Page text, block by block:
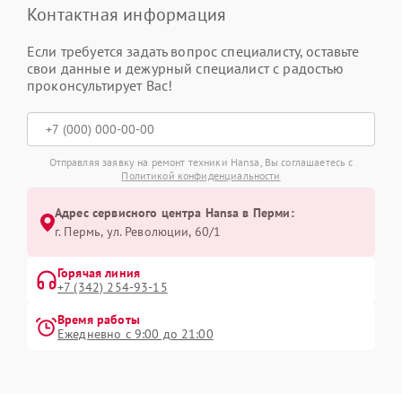
Контактная информация
Если требуется задать вопрос специалисту, оставьте
свои данные и дежурный специалист с радостью
проконсультирует Вас!
Отправляя заявку на ремонт техники Hansa, Вы соглашаетесь с
Политикой конфиденциальности
Адрес сервисного центра Hansa в Перми:
г. Пермь, ул. ​Революции, 60/1
Горячая линия
+7 (342) 254-93-15
Время работы
Ежедневно с 9:00 до 21:00